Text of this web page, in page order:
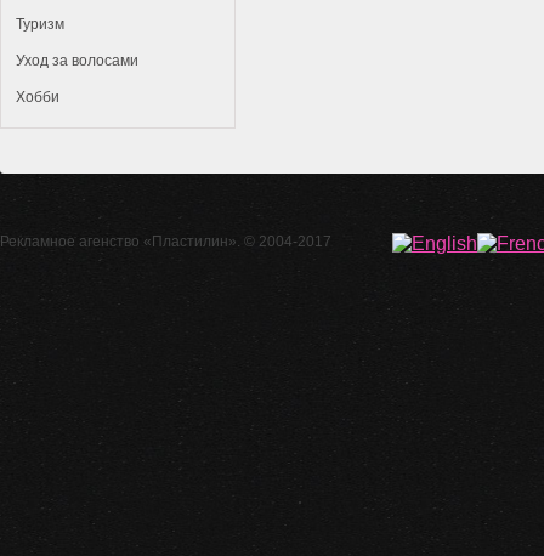
Туризм
Уход за волосами
Хобби
Рекламное агенство «Пластилин» . © 2004-2017